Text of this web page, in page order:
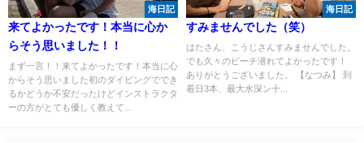
海日記
来てよかったです！本当に心か
らそう思いました！！
まず一言！！来てよかったです！本当に心
からそう思いました初のダイビングででき
るかどうか不安だったけどインストラクタ
ーの方がとても優しく教えて...
海日記
すみませんでした（笑）
はたさん、こうじさんすみませんでした。
でも久々のビーチ潜れてよかったです！
ありがとうございました。 【なつみ】 到
着日3本、最大水深ン十...